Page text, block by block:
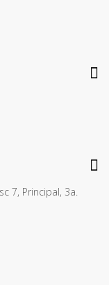
7, Principal, 3a.